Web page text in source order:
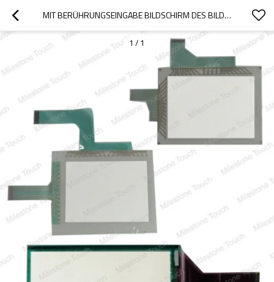
MIT BERÜHRUNGSEINGABE BILDSCHIRM DES BILDSCHIRM- A851GOT-LBD/A851GOT-LBD
1 / 1